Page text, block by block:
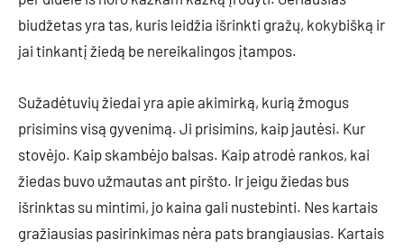
biudžetas yra tas, kuris leidžia išrinkti gražų, kokybišką ir
jai tinkantį žiedą be nereikalingos įtampos.
Sužadėtuvių žiedai yra apie akimirką, kurią žmogus
prisimins visą gyvenimą. Ji prisimins, kaip jautėsi. Kur
stovėjo. Kaip skambėjo balsas. Kaip atrodė rankos, kai
žiedas buvo užmautas ant piršto. Ir jeigu žiedas bus
išrinktas su mintimi, jo kaina gali nustebinti. Nes kartais
gražiausias pasirinkimas nėra pats brangiausias. Kartais